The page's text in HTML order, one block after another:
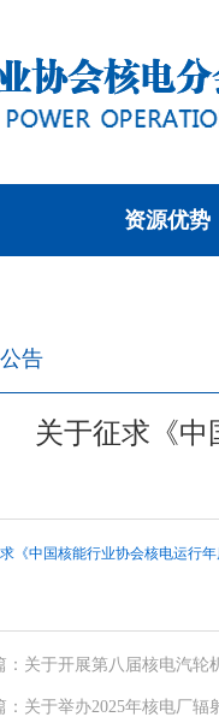
资源优势
告
关于征求《中
《中国核能行业协会核电运行
：关于开展第八届核电汽轮
：关于举办2025年核电厂